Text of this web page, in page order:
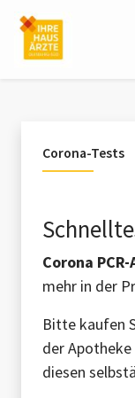
Corona-Tests
Corona
mehr in der
Bitte kaufen
der
diesen